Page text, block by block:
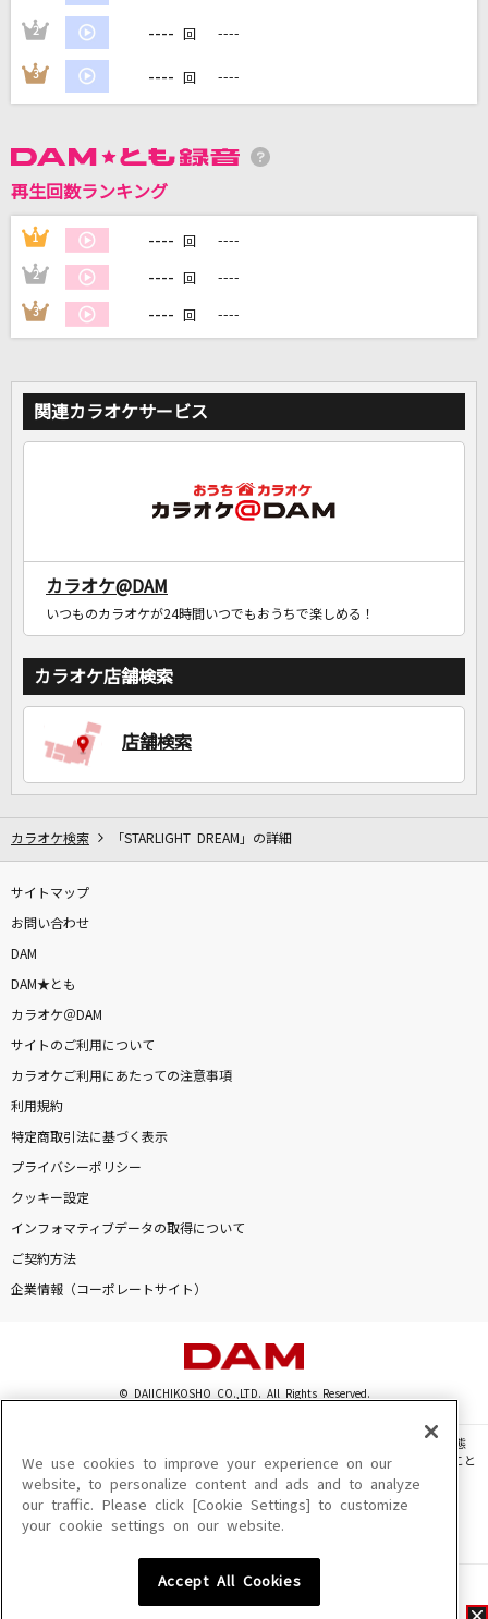
もっと見る
DAMに会員登録・ログインして
家族や友達と一緒に！練習にも！
2 ---- 回 ----
3 ---- 回 ----
再生回数ランキング
1 ---- 回 ----
2 ---- 回 ----
3 ---- 回 ----
関連カラオケサービス
カラオケ@DAM
いつものカラオケが24時間いつでもおうちで楽しめる！
カラオケ店舗検索
店舗検索
カラオケ検索 「STARLIGHT DREAM」の詳細
サイトマップ
お問い合わせ
DAM
DAM★とも
カラオケ＠DAM
サイトのご利用について
カラオケご利用にあたっての注意事項
利用規約
特定商取引法に基づく表示
プライバシーポリシー
クッキー設定
インフォマティブデータの取得について
ご契約方法
企業情報（コーポレートサイト）
© DAIICHIKOSHO CO.,LTD. All Rights Reserved.
このサイトに掲載されている一切の文章・画像・写真・動画・音声等を、手段や形態
を問わず、著作権法の定める範囲を超えて無断で複製、転載、ファイル化などすること
を禁じます。
楽曲及びコンテンツは、機種によりご利用いただけない場合があります。
楽曲及びコンテンツの配信日、配信内容が変更になる場合があります。
We use cookies to improve your experience on our
website, to personalize content and ads and to analyze
our traffic. Please click [Cookie Settings] to customize
your cookie settings on our website.
Accept All Cookies